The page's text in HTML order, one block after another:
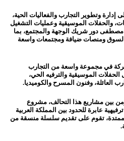
وتطوير التجارب والفعاليات الحية،
والحفلات الموسيقية وعمليات التشغيل
مصطفى دور شريك الوجهة والمجتمع، بما
ومنصات ضيافة ومجتمعات واسعة
في مجموعة واسعة من التجارب
الحفلات الموسيقية والترفيه الحي،
العائلة، وفنون المسرح والكوميديا.
بين مشاريع هذا التحالف، مشروع
عابرة للحدود بين المملكة العربية
تقوم على تقديم سلسلة منسقة من
.